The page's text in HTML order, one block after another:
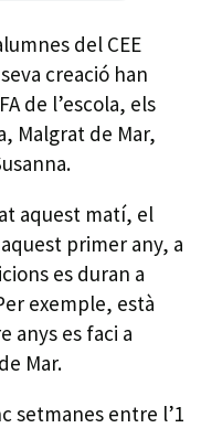
del CEE
creació han
de l’escola, els
Malgrat de Mar,
aquest matí, el
primer any, a
es duran a
exemple, està
anys es faci a
Mar.
setmanes entre l’1